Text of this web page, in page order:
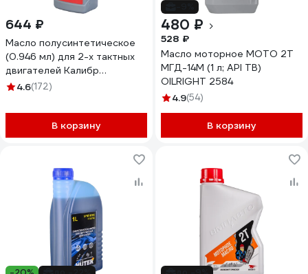
644 ₽
Масло полусинтетическое
(0.946 мл) для 2-х тактных
двигателей Калибр
00000032441
4.6(172)
В корзину
480 ₽
528 ₽
Масло моторное МОТО 2Т
МГД-14М (1 л; API TB)
OILRIGHT 2584
4.9(54)
В корзину